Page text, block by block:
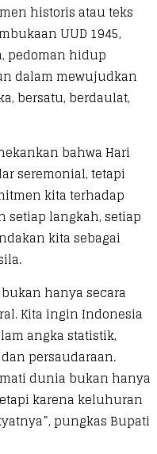
historis atau teks
UUD 1945,
pedoman hidup
dalam mewujudkan
bersatu, berdaulat,
bahwa Hari
seremonial, tetapi
kita terhadap
langkah, setiap
kita sebagai
hanya secara
Kita ingin Indonesia
angka statistik,
persaudaraan.
dunia bukan hanya
karena keluhuran
pungkas Bupati